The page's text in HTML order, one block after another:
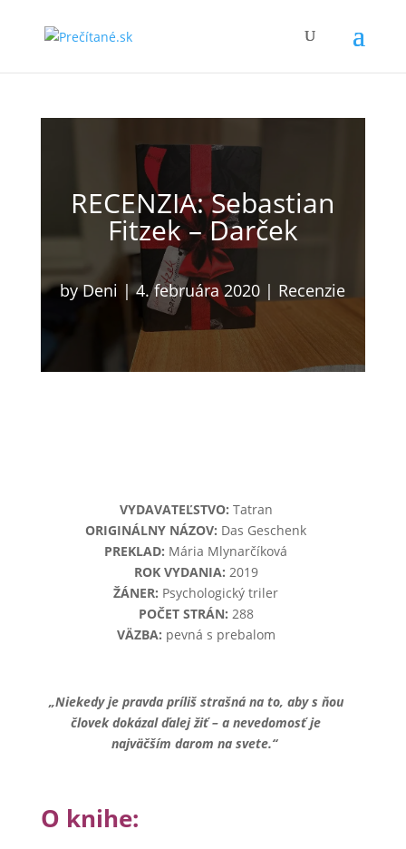
RECENZIA: Sebastian
Fitzek – Darček
byDeni |4. februára 2020 | Recenzie
VYDAVATEĽSTVO: Tatran
ORIGINÁLNY NÁZOV: Das Geschenk
PREKLAD: Mária Mlynarčíková
ROK VYDANIA: 2019
ŽÁNER: Psychologický triler
POČET STRÁN: 288
VÄZBA: pevná s prebalom
„Niekedy je pravda príliš strašná na to, aby s ňou
človek dokázal ďalej žiť – a nevedomosť je
najväčším darom na svete.“
O knihe: